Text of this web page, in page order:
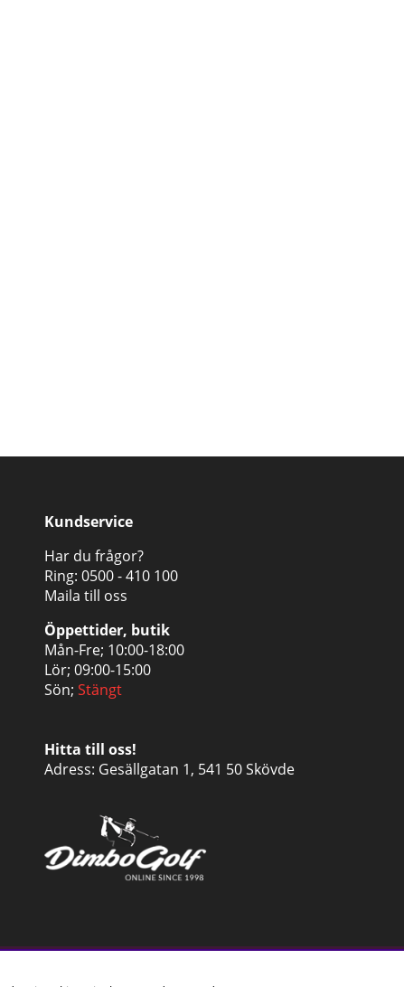
Kundservice
Har du frågor?
Ring: 0500 - 410 100
Maila till oss
Öppettider, butik
Mån-Fre; 10:00-18:00
Lör; 09:00-15:00
Sön; Stängt
Hitta till oss!
Adress: Gesällgatan 1, 541 50 Skövde